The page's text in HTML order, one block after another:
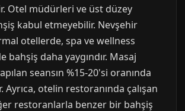
Otel müdürleri ve üst düzey
kabul etmeyebilir. Nevşehir
otellerde, spa ve wellness
bahşiş daha yaygındır. Masaj
seansın %15-20'si oranında
Ayrıca, otelin restoranında çalışan
restoranlarla benzer bir bahşiş